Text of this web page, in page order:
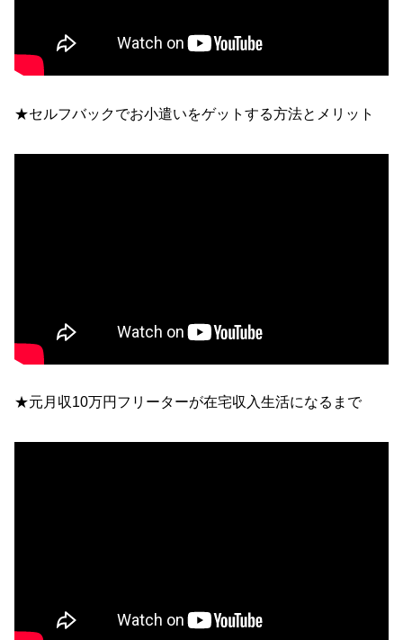
★セルフバックでお小遣いをゲットする方法とメリット
★元月収10万円フリーターが在宅収入生活になるまで